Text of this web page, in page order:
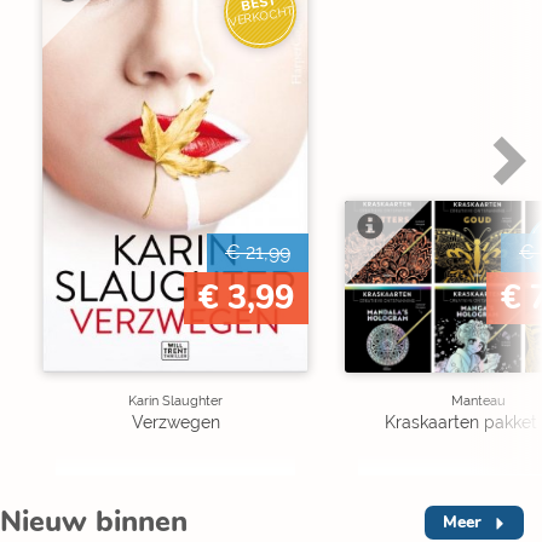
VERKOCHT
€ 21,99
€ 3,99
Karin Slaughter
Verzwegen
€
€
Manteau
Kraskaarten pakket
Nieuw binnen Meer